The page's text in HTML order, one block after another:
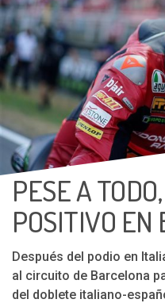
PESE A
POSITIVO EN
Después del podio en
al circuito de Barcelona
del doblete italiano-